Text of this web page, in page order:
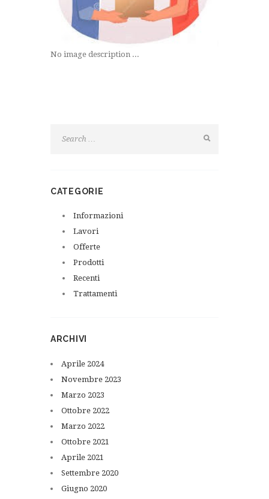
No image description ...
CATEGORIE
Informazioni
Lavori
Offerte
Prodotti
Recenti
Trattamenti
ARCHIVI
Aprile 2024
Novembre 2023
Marzo 2023
Ottobre 2022
Marzo 2022
Ottobre 2021
Aprile 2021
Settembre 2020
Giugno 2020